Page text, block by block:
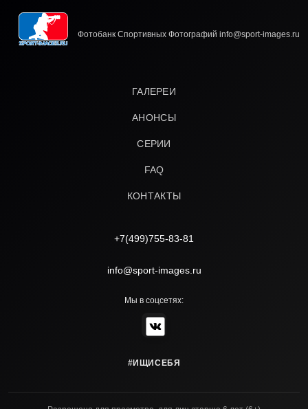
Фотобанк Спортивных Фотографий info@sport-images.ru
ГАЛЕРЕИ
АНОНСЫ
СЕРИИ
FAQ
КОНТАКТЫ
+7(499)755-83-81
info@sport-images.ru
Мы в соцсетях:
#ИЩИСЕБЯ